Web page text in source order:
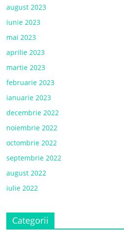
august 2023
iunie 2023
mai 2023
aprilie 2023
martie 2023
februarie 2023
ianuarie 2023
decembrie 2022
noiembrie 2022
octombrie 2022
septembrie 2022
august 2022
iulie 2022
Categorii